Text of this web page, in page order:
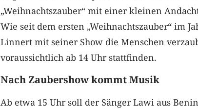
„Weihnachtszauber“ mit einer kleinen
Wie seit dem ersten „Weihnachtszauber“ im
Linnert mit seiner Show die Menschen
voraussichtlich ab 14 Uhr stattfinden.
Nach Zaubershow kommt Musik
Ab etwa 15 Uhr soll der Sänger Lawi aus